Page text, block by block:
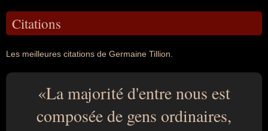
Citations
Les meilleures citations de Germaine Tillion.
La majorité d'entre nous est
composée de gens ordinaires,